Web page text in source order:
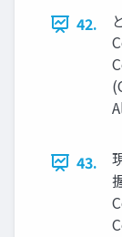
42.
43.